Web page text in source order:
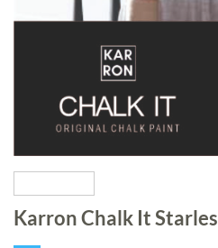
Karron Chalk It